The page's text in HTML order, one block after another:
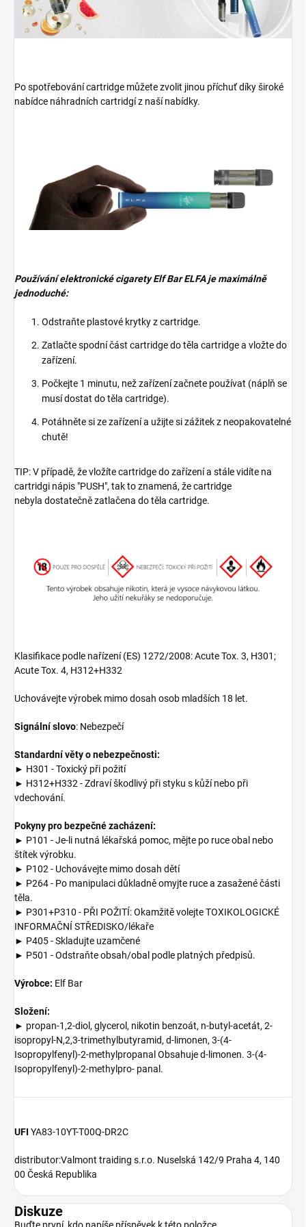
Po spotřebování cartridge můžete zvolit jinou příchuť díky široké
nabídce náhradních cartridgí z naší nabídky.
Používání elektronické cigarety Elf Bar ELFA je maximálně
jednoduché:
Odstraňte plastové krytky z cartridge.
Zatlačte spodní část cartridge do těla cartridge a vložte do
zařízení.
Počkejte 1 minutu, než zařízení začnete používat (náplň se
musí dostat do těla cartridge).
Potáhněte si ze zařízení a užijte si zážitek z neopakovatelné
chutě!
TIP: V případě, že vložíte cartridge do zařízení a stále vidíte na
cartridgi nápis "PUSH", tak to znamená, že cartridge
nebyla dostatečně zatlačena do těla cartridge.
Klasifikace podle nařízení (ES) 1272/2008: Acute Tox. 3, H301;
Acute Tox. 4, H312+H332
Uchovávejte výrobek mimo dosah osob mladších 18 let.
Signální slovo: Nebezpečí
Standardní věty o nebezpečnosti:
► H301 - Toxický při požití
► H312+H332 - Zdraví škodlivý při styku s kůží nebo při
vdechování.
Pokyny pro bezpečné zacházení:
► P101 - Je-li nutná lékařská pomoc, mějte po ruce obal nebo
štítek výrobku.
► P102 - Uchovávejte mimo dosah dětí
► P264 - Po manipulaci důkladně omyjte ruce a zasažené části
těla.
► P301+P310 - PŘI POŽITÍ: Okamžitě volejte TOXIKOLOGICKÉ
INFORMAČNÍ STŘEDISKO/lékaře
► P405 - Skladujte uzamčené
► P501 - Odstraňte obsah/obal podle platných předpisů.
Výrobce: Elf Bar
Složení:
► propan-1,2-diol, glycerol, nikotin benzoát, n-butyl-acetát, 2-
isopropyl-N,2,3-trimethylbutyramid, d-limonen, 3-(4-
Isopropylfenyl)-2-methylpropanal Obsahuje d-limonen. 3-(4-
Isopropylfenyl)-2-methylpro- panal.
UFI YA83-10YT-T00Q-DR2C
distributor:Valmont traiding s.r.o. Nuselská 142/9 Praha 4, 140
00 Česká Republika
Diskuze
Buďte první, kdo napíše příspěvek k této položce.